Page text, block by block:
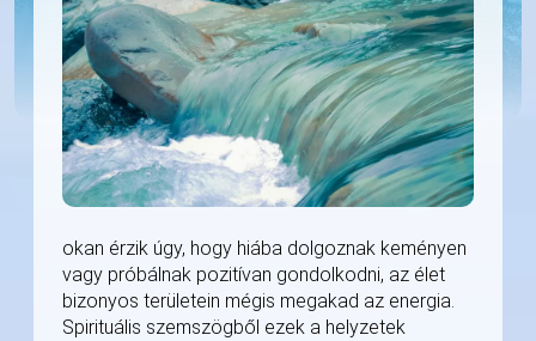
okan érzik úgy, hogy hiába dolgoznak keményen
vagy próbálnak pozitívan gondolkodni, az élet
bizonyos területein mégis megakad az energia.
Spirituális szemszögből ezek a helyzetek